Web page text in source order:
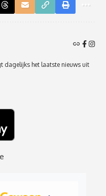
dagelijks het laatste nieuws uit